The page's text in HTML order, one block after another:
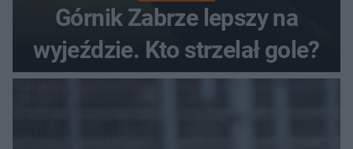
Górnik Zabrze lepszy na
wyjeździe. Kto strzelał gole?